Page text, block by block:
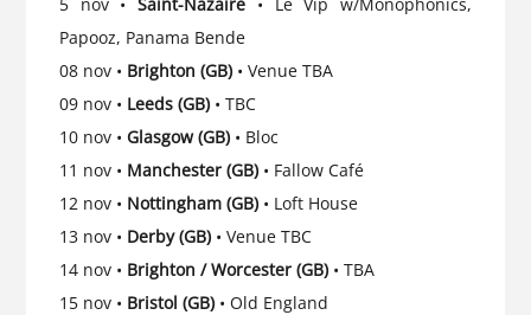
Papooz, Panama Bende
08 nov • Brighton (GB)• Venue TBA
09 nov • Leeds (GB)• TBC
10 nov • Glasgow (GB)• Bloc
11 nov • Manchester (GB)• Fallow Café
12 nov • Nottingham (GB)• Loft House
13 nov • Derby (GB)• Venue TBC
14 nov • Brighton / Worcester (GB)• TBA
15 nov • Bristol (GB)• Old England